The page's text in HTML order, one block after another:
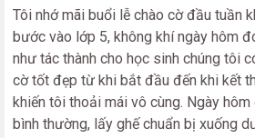
Tôi nhớ mãi buổi lễ chào cờ đầu tuần
bước vào lớp 5, không khí ngày hôm
như tác thành cho học sinh chúng tôi
cờ tốt đẹp từ khi bắt đầu đến khi kết
khiến tôi thoải mái vô cùng. Ngày
bình thường, lấy ghế chuẩn bị xuống